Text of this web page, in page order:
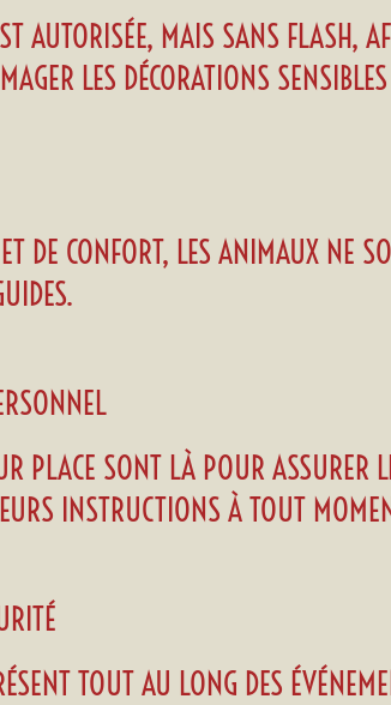
AUTORISÉE, MAIS SANS FLASH,
LES DÉCORATIONS
DE CONFORT, LES ANIMAUX NE
PLACE SONT LÀ POUR ASSURER
INSTRUCTIONS À TOUT
TOUT AU LONG DES